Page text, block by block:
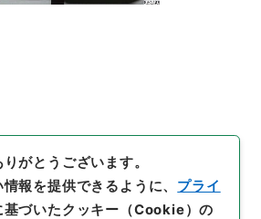
がとうございます。
報を提供できるように、 プライ
基づいたクッキー（Cookie）の